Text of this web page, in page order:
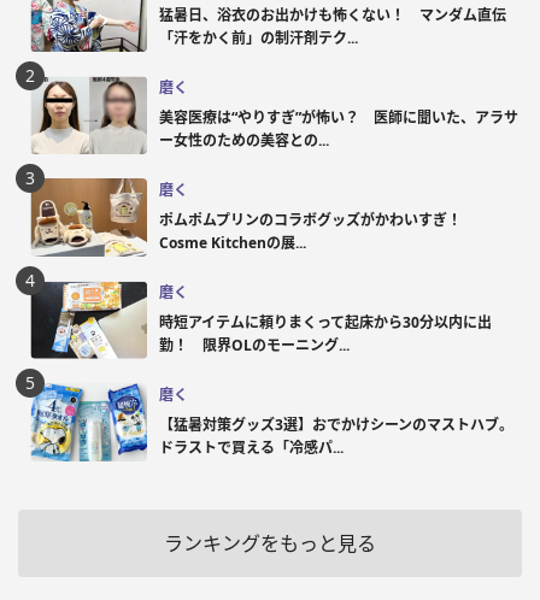
猛暑日、浴衣のお出かけも怖くない！ マンダム直伝
「汗をかく前」の制汗剤テク...
磨く
美容医療は“やりすぎ”が怖い？ 医師に聞いた、アラサ
ー女性のための美容との...
磨く
ポムポムプリンのコラボグッズがかわいすぎ！
Cosme Kitchenの展...
磨く
時短アイテムに頼りまくって起床から30分以内に出
勤！ 限界OLのモーニング...
磨く
【猛暑対策グッズ3選】おでかけシーンのマストハブ。
ドラストで買える「冷感パ...
ランキングをもっと見る